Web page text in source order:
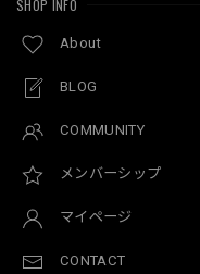
SHOP INFO
About
BLOG
COMMUNITY
メンバーシップ
マイページ
CONTACT